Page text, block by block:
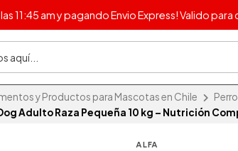
11:45 am y pagando Envio Express! Valido
y Productos para Mascotas en Chile
Adulto Raza Pequeña 10 kg – Nutrición
ALFA